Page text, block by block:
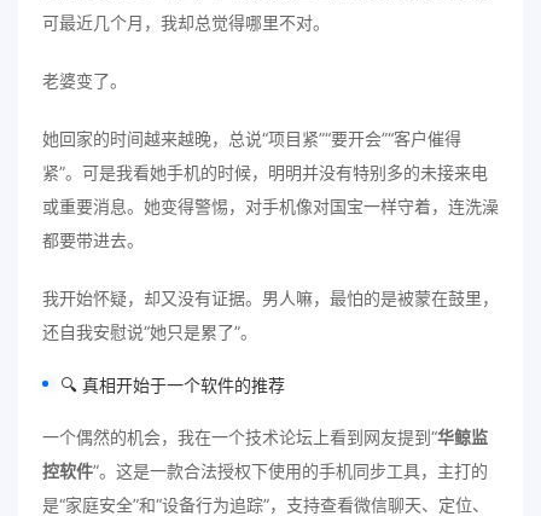
可最近几个月，我却总觉得哪里不对。
老婆变了。
她回家的时间越来越晚，总说“项目紧”“要开会”“客户催得
紧”。可是我看她手机的时候，明明并没有特别多的未接来电
或重要消息。她变得警惕，对手机像对国宝一样守着，连洗澡
都要带进去。
我开始怀疑，却又没有证据。男人嘛，最怕的是被蒙在鼓里，
还自我安慰说“她只是累了”。
🔍 真相开始于一个软件的推荐
一个偶然的机会，我在一个技术论坛上看到网友提到“华鲸监
控软件”。这是一款合法授权下使用的手机同步工具，主打的
是“家庭安全”和“设备行为追踪”，支持查看微信聊天、定位、